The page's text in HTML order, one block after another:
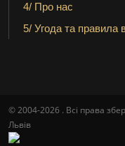
4/ Про нас
5/ Угода та правила
© 2004-2026 . Всі права
Львів